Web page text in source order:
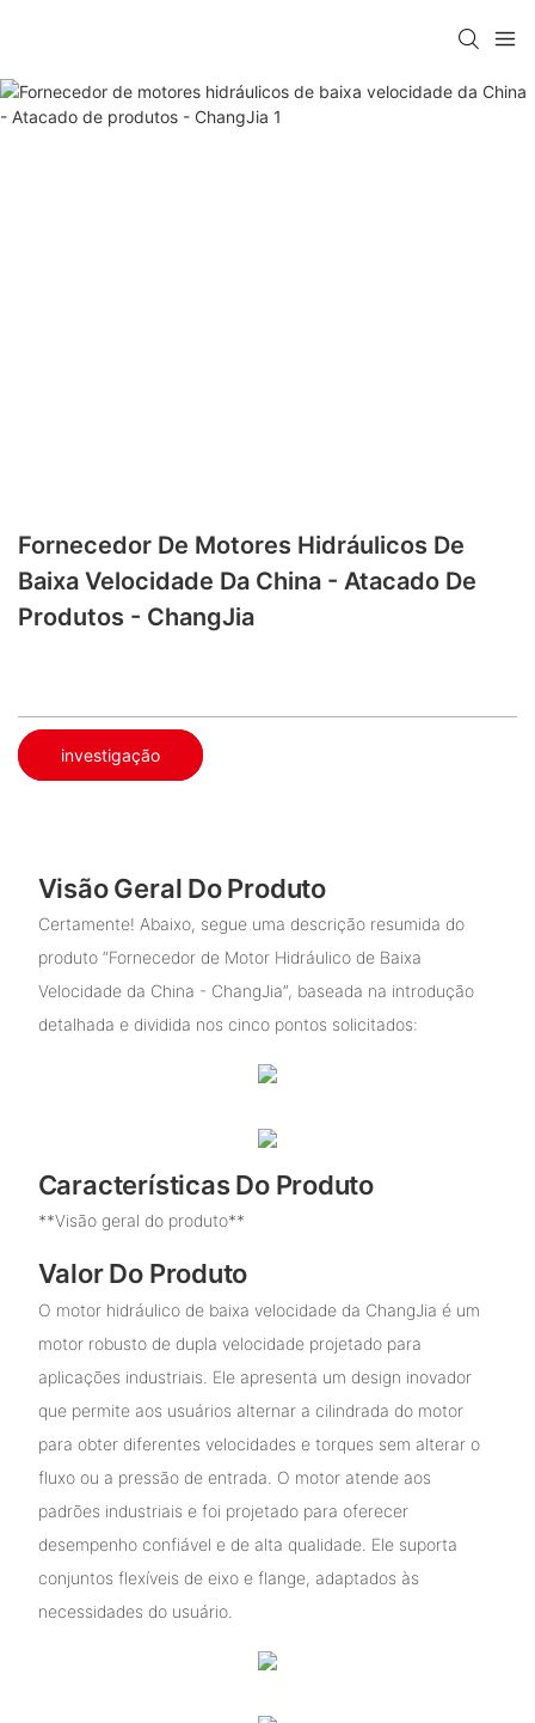
Fornecedor De Motores Hidráulicos De
Baixa Velocidade Da China - Atacado De
Produtos - ChangJia
investigação
Visão Geral Do Produto
Certamente! Abaixo, segue uma descrição resumida do
produto “Fornecedor de Motor Hidráulico de Baixa
Velocidade da China - ChangJia”, baseada na introdução
detalhada e dividida nos cinco pontos solicitados:
Características Do Produto
**Visão geral do produto**
Valor Do Produto
O motor hidráulico de baixa velocidade da ChangJia é um
motor robusto de dupla velocidade projetado para
aplicações industriais. Ele apresenta um design inovador
que permite aos usuários alternar a cilindrada do motor
para obter diferentes velocidades e torques sem alterar o
fluxo ou a pressão de entrada. O motor atende aos
padrões industriais e foi projetado para oferecer
desempenho confiável e de alta qualidade. Ele suporta
conjuntos flexíveis de eixo e flange, adaptados às
necessidades do usuário.